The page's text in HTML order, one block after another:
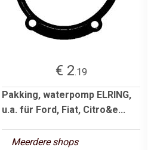
€ 2.19
Pakking, waterpomp ELRING,
u.a. für Ford, Fiat, Citro&e...
Meerdere shops